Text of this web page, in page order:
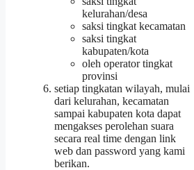
kelurahan/desa
saksi tingkat kecamatan
saksi tingkat
kabupaten/kota
oleh operator tingkat
provinsi
setiap tingkatan wilayah, mulai
dari kelurahan, kecamatan
sampai kabupaten kota dapat
mengakses perolehan suara
secara real time dengan link
web dan password yang kami
berikan.